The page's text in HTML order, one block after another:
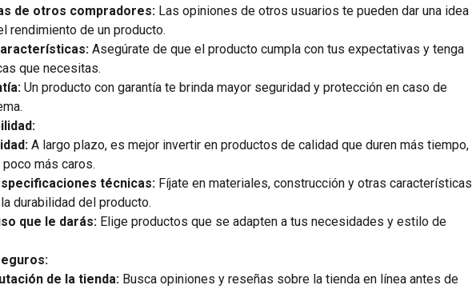
de otros compradores: Las opiniones de otros usuarios te pueden dar una idea
rendimiento de un producto.
Asegúrate de que el producto cumpla con tus expectativas y tenga
que necesitas.
Un producto con garantía te brinda mayor seguridad y protección en caso de
A largo plazo, es mejor invertir en productos de calidad que duren más tiempo,
poco más caros.
técnicas: Fíjate en materiales, construcción y otras características
durabilidad del producto.
que le darás: Elige productos que se adapten a tus necesidades y estilo de
de la tienda: Busca opiniones y reseñas sobre la tienda en línea antes de